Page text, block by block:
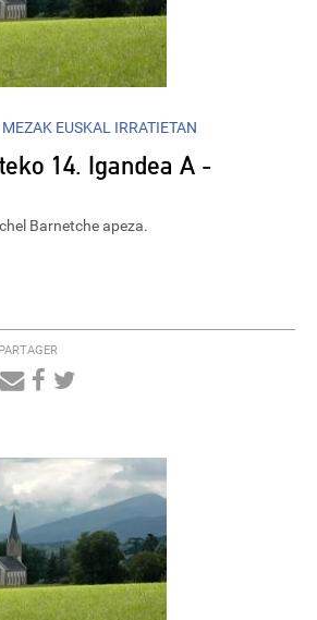
EUSKAL IRRATIETAN
14. Igandea A -
Barnetche apeza.
PARTAGER